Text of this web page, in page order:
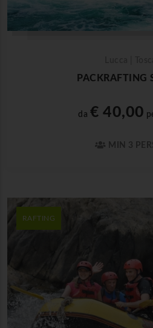
PACKRAFTING
da € 40,00
MIN 3
RAFTING